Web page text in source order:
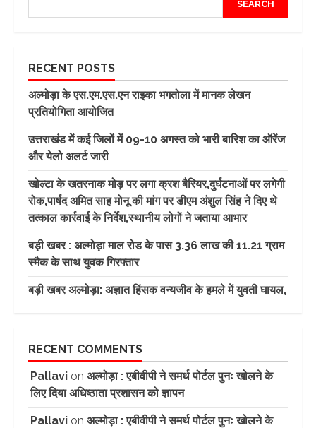
SEARCH
RECENT POSTS
अल्मोड़ा के एस.एम.एस.एन राइका भगतोला में मानक लेखन
प्रतियोगिता आयोजित
उत्तराखंड में कई जिलों में 09-10 अगस्त को भारी बारिश का ऑरेंज
और येलो अलर्ट जारी
खोल्टा के खतरनाक मोड़ पर लगा क्रश बैरियर,दुर्घटनाओं पर लगेगी
रोक,पार्षद अमित साह मोनू की मांग पर डीएम अंशुल सिंह ने दिए थे
तत्काल कार्रवाई के निर्देश,स्थानीय लोगों ने जताया आभार
बड़ी खबर : अल्मोड़ा माल रोड के पास 3.36 लाख की 11.21 ग्राम
स्मैक के साथ युवक गिरफ्तार
बड़ी खबर अल्मोड़ा: अज्ञात हिंसक वन्यजीव के हमले में युवती घायल,
RECENT COMMENTS
Pallavi on अल्मोड़ा : एबीवीपी ने समर्थ पोर्टल पुनः खोलने के
लिए दिया अधिष्ठाता प्रशासन को ज्ञापन
Pallavi on अल्मोड़ा : एबीवीपी ने समर्थ पोर्टल पुनः खोलने के